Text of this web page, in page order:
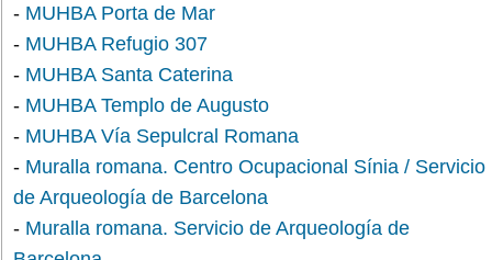
- MUHBA Porta de Mar
- MUHBA Refugio 307
- MUHBA Santa Caterina
- MUHBA Templo de Augusto
- MUHBA Vía Sepulcral Romana
- Muralla romana. Centro Ocupacional Sínia / Servicio
de Arqueología de Barcelona
- Muralla romana. Servicio de Arqueología de